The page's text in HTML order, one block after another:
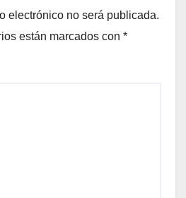
electrónico no será publicada.
están marcados con *